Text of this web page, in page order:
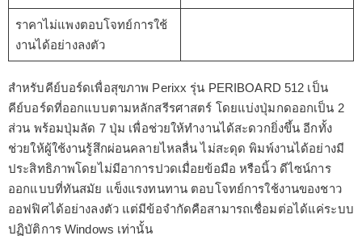
ราคาไม่แพงตอบโจทย์การใช้
งานได้อย่างลงตัว
สำหรับคีย์บอร์ดเพื่อสุขภาพ Perixx รุ่น PERIBOARD 512 เป็น
คีย์บอร์ดที่ออกแบบตามหลักสรีรศาสตร์ โดยแบ่งปุ่มกดออกเป็น 2
ส่วน พร้อมปุ่มลัด 7 ปุ่ม เพื่อช่วยให้ทำงานได้สะดวกยิ่งขึ้น อีกทั้ง
ช่วยให้ผู้ใช้งานรู้สึกผ่อนคลายไหลลื่น ไม่สะดุด พิมพ์งานได้อย่างมี
ประสิทธิภาพโดยไม่มีอาการปวดเมื่อยข้อมือ หรือนิ้ว ดีไซน์การ
ออกแบบที่ทันสมัย แข็งแรงทนทาน ตอบโจทย์การใช้งานของชาว
ออฟฟิศได้อย่างลงตัว แต่มีข้อจำกัดคือสามารถเชื่อมต่อได้แค่ระบบ
ปฏิบัติการ Windows เท่านั้น